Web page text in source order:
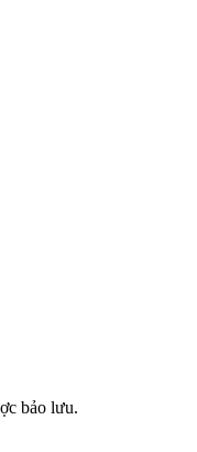
bảo lưu.